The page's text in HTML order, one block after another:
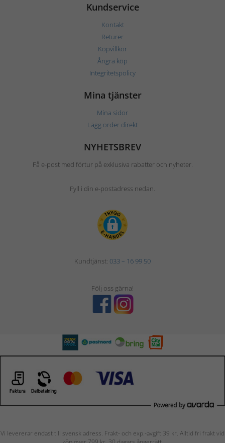
Kundservice
Kontakt
Returer
Köpvillkor
Ångra köp
Integritetspolicy
Mina tjänster
Mina sidor
Lägg order direkt
NYHETSBREV
Få e-post med förtur på exklusiva rabatter och nyheter.
Fyll i din e-postadress nedan.
Kundtjänst: 033 – 16 99 50
Följ oss gärna!
Vi levererar endast till svensk adress. Frakt- och exp.-avgift 39 kr. Alltid fri frakt vid